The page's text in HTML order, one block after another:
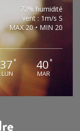
72% humidité
vent : 1m/s S
MAX 20 • MIN 20
37 °
LUN
40°
MAR